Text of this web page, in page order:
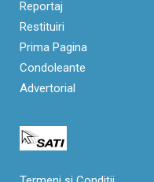
Reportaj
Restituiri
Prima Pagina
Condoleante
Advertorial